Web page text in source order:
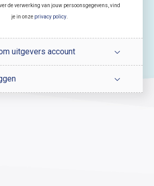
de verwerking van jouw persoonsgegevens, vind
je in onze privacy policy.
uitgevers account